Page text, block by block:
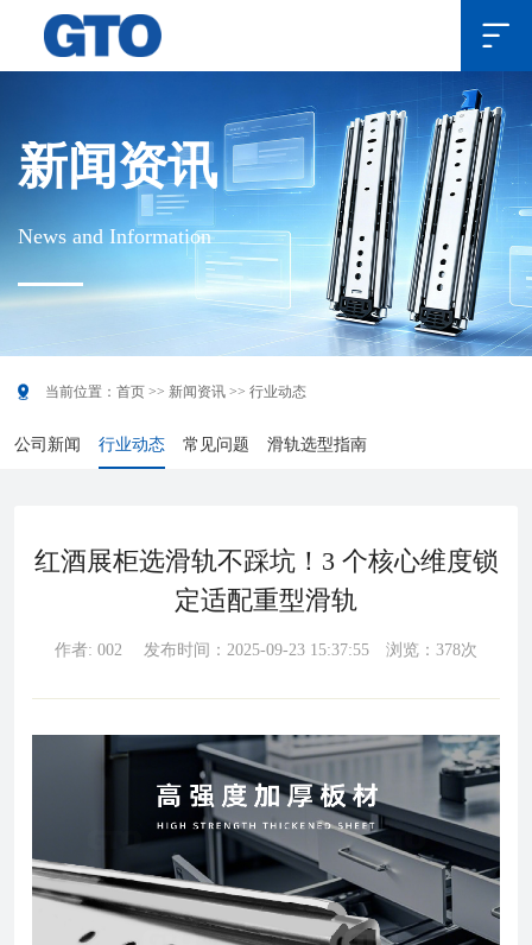

新闻资讯
News and Information
公司新闻 行业动态 常见问题 滑轨选型指南
 当前位置： 首页 >> 新闻资讯 >> 行业动态
红酒展柜选滑轨不踩坑！3 个核心维度锁
定适配重型滑轨
作者: 002 发布时间：2025-09-23 15:37:55 浏览：378次